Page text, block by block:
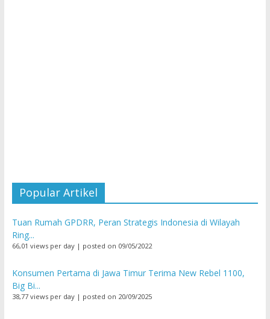
Popular Artikel
Tuan Rumah GPDRR, Peran Strategis Indonesia di Wilayah
Ring...
66,01 views per day| posted on 09/05/2022
Konsumen Pertama di Jawa Timur Terima New Rebel 1100,
Big Bi...
38,77 views per day| posted on 20/09/2025